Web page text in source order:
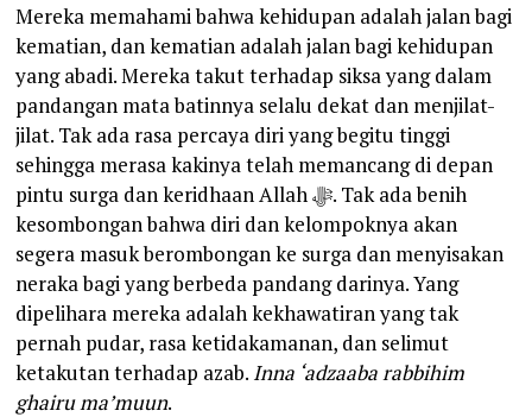
Mereka memahami bahwa kehidupan adalah jalan bagi
kematian, dan kematian adalah jalan bagi kehidupan
yang abadi. Mereka takut terhadap siksa yang dalam
pandangan mata batinnya selalu dekat dan menjilat-
jilat. Tak ada rasa percaya diri yang begitu tinggi
sehingga merasa kakinya telah memancang di depan
pintu surga dan keridhaan Allah ﷻ. Tak ada benih
kesombongan bahwa diri dan kelompoknya akan
segera masuk berombongan ke surga dan menyisakan
neraka bagi yang berbeda pandang darinya. Yang
dipelihara mereka adalah kekhawatiran yang tak
pernah pudar, rasa ketidakamanan, dan selimut
ketakutan terhadap azab. Inna ‘adzaaba rabbihim
ghairu ma’muun.